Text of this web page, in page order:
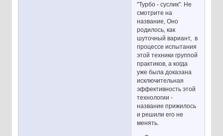
"Турбо - суслик". Не
смотрите на
название, Оно
родилось, как
шуточный вариант, в
процессе испытания
этой техники группой
практиков, а когда
уже была доказана
исключительная
эффективность этой
технологии -
название прижилось
и решили его не
менять.